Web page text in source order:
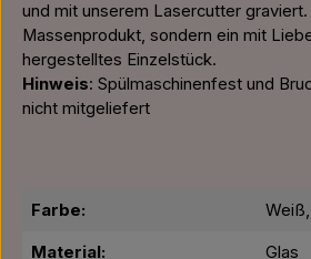
und mit unserem Lasercutter graviert.
Massenprodukt, sondern ein mit
hergestelltes Einzelstück.
Hinweis: Spülmaschinenfest und
nicht mitgeliefert
Farbe:
Material: Glas